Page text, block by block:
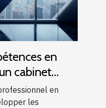
en
cabinet
en
les